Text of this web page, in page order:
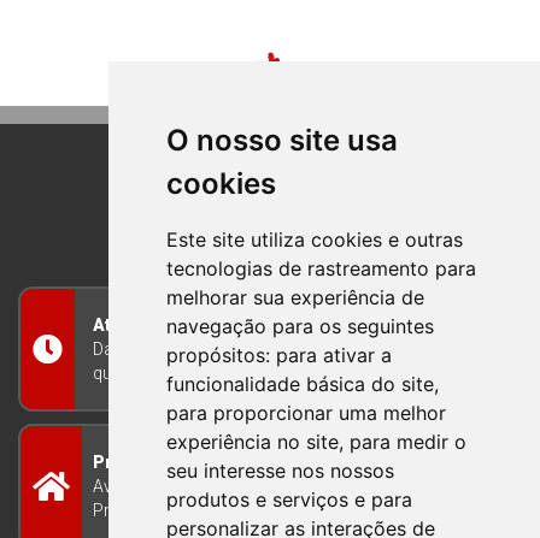
O nosso site usa
cookies
Este site utiliza cookies e outras
tecnologias de rastreamento para
melhorar sua experiência de
navegação para os seguintes
propósitos: para ativar a
funcionalidade básica do site,
para proporcionar uma melhor
experiência no site, para medir o
seu interesse nos nossos
produtos e serviços e para
personalizar as interações de
BOM PRINCIPIO
RIO GRANDE DO SUL
Atendimento
Das 8h às 12h e das 13h às 17h30, de segunda a
quinta-feira, e nas sextas-feiras das 7h às 13h
Prefeitura Municipal
Avenida Guilherme Winter 65 - Centro Bom
Princípio/RS - Brasil CEP 95765-000